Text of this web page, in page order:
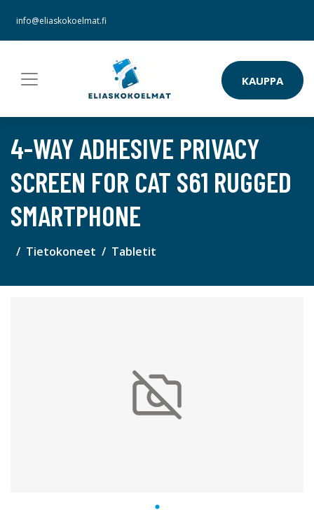
info@eliaskokoelmat.fi
KAUPPA
4-WAY ADHESIVE PRIVACY
SCREEN FOR CAT S61 RUGGED
SMARTPHONE
Tietokoneet Tabletit